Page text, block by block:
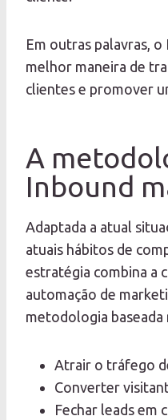
Em outras palavras,
melhor maneira de
clientes e promover
A
Inbound
Adaptada a atual
atuais hábitos de
estratégia combina a
automação de
metodologia baseada
Atrair o tráfego
Converter
Fechar leads em